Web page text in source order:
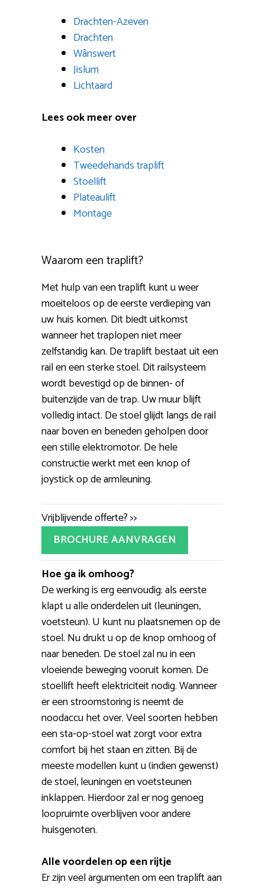
Drachten-Azeven
Drachten
Wânswert
Jislum
Lichtaard
Lees ook meer over
Kosten
Tweedehands traplift
Stoellift
Plateaulift
Montage
Waarom een traplift?
Met hulp van een traplift kunt u weer
moeiteloos op de eerste verdieping van
uw huis komen. Dit biedt uitkomst
wanneer het traplopen niet meer
zelfstandig kan. De traplift bestaat uit een
rail en een sterke stoel. Dit railsysteem
wordt bevestigd op de binnen- of
buitenzijde van de trap. Uw muur blijft
volledig intact. De stoel glijdt langs de rail
naar boven en beneden geholpen door
een stille elektromotor. De hele
constructie werkt met een knop of
joystick op de armleuning.
Vrijblijvende offerte? >>
BROCHURE AANVRAGEN
Hoe ga ik omhoog?
De werking is erg eenvoudig: als eerste
klapt u alle onderdelen uit (leuningen,
voetsteun). U kunt nu plaatsnemen op de
stoel. Nu drukt u op de knop omhoog of
naar beneden. De stoel zal nu in een
vloeiende beweging vooruit komen. De
stoellift heeft elektriciteit nodig. Wanneer
er een stroomstoring is neemt de
noodaccu het over. Veel soorten hebben
een sta-op-stoel wat zorgt voor extra
comfort bij het staan en zitten. Bij de
meeste modellen kunt u (indien gewenst)
de stoel, leuningen en voetsteunen
inklappen. Hierdoor zal er nog genoeg
loopruimte overblijven voor andere
huisgenoten.
Alle voordelen op een rijtje
Er zijn veel argumenten om een traplift aan